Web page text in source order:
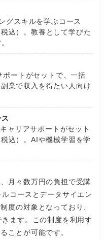
グスキルを学ぶコース
込）。教養として学びた
ートがセットで、一括
業で収入を得たい人向け
ャリアサポートがセット
込）。AIや機械学習を学
月々数万円の負担で受講
コースとデータサイエン
度の対象となっており、
ます。この制度を利用す
ことが可能です。